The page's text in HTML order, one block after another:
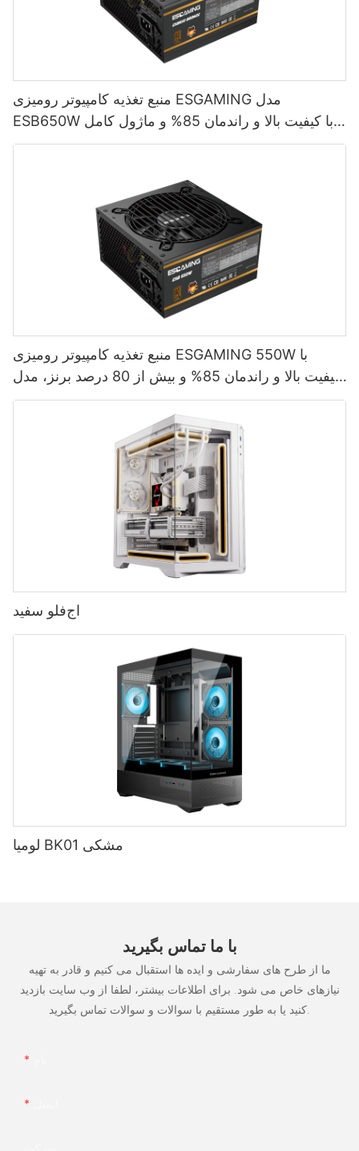
منبع تغذیه کامپیوتر رومیزی ESGAMING مدل
ESB650W با کیفیت بالا و راندمان 85% و ماژول کامل
80+ برنزی
منبع تغذیه کامپیوتر رومیزی ESGAMING 550W با
کیفیت بالا و راندمان 85% و بیش از 80 درصد برنز، مدل
ESB550W
اج‌فلو سفید
لومیا BK01 مشکی
با ما تماس بگیرید
ما از طرح های سفارشی و ایده ها استقبال می کنیم و قادر به تهیه
نیازهای خاص می شود. برای اطلاعات بیشتر، لطفا از وب سایت بازدید